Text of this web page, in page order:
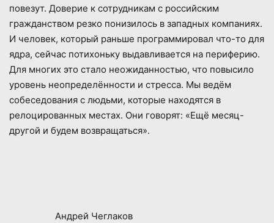
повезут. Доверие к сотрудникам с российским
гражданством резко понизилось в западных компаниях.
И человек, который раньше программировал что-то для
ядра, сейчас потихоньку выдавливается на периферию.
Для многих это стало неожиданностью, что повысило
уровень неопределённости и стресса. Мы ведём
собеседования с людьми, которые находятся в
релоцированных местах. Они говорят: «Ещё месяц-
другой и будем возвращаться».
Андрей Чеглаков